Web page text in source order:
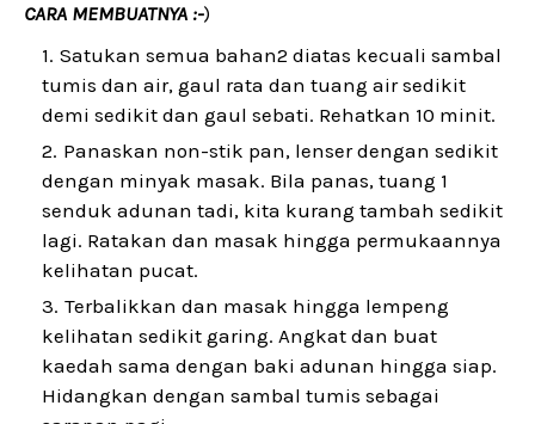
CARA MEMBUATNYA :-)
Satukan semua bahan2 diatas kecuali sambal
tumis dan air, gaul rata dan tuang air sedikit
demi sedikit dan gaul sebati. Rehatkan 10 minit.
Panaskan non-stik pan, lenser dengan sedikit
dengan minyak masak. Bila panas, tuang 1
senduk adunan tadi, kita kurang tambah sedikit
lagi. Ratakan dan masak hingga permukaannya
kelihatan pucat.
Terbalikkan dan masak hingga lempeng
kelihatan sedikit garing. Angkat dan buat
kaedah sama dengan baki adunan hingga siap.
Hidangkan dengan sambal tumis sebagai